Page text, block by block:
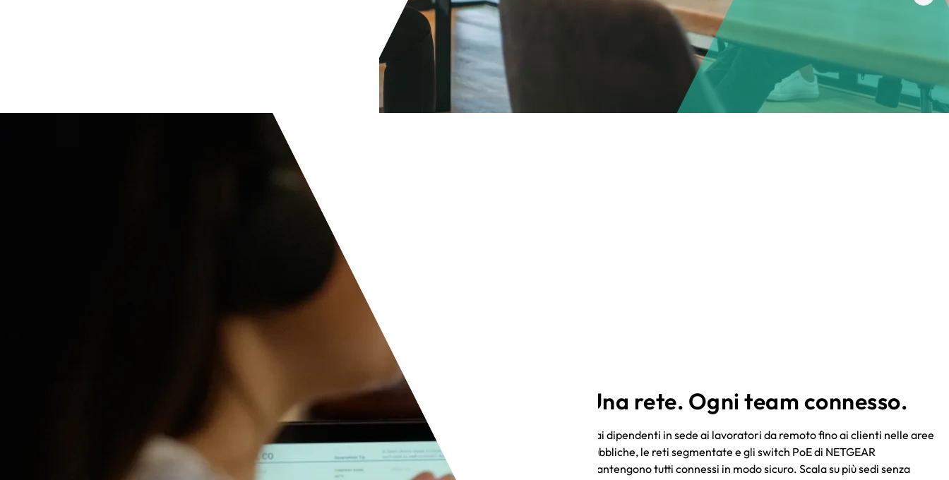
Una rete. Ogni team connesso.
Dai dipendenti in sede ai lavoratori da remoto fino ai clienti nelle aree
pubbliche, le reti segmentate e gli switch PoE di NETGEAR
mantengono tutti connessi in modo sicuro. Scala su più sedi senza